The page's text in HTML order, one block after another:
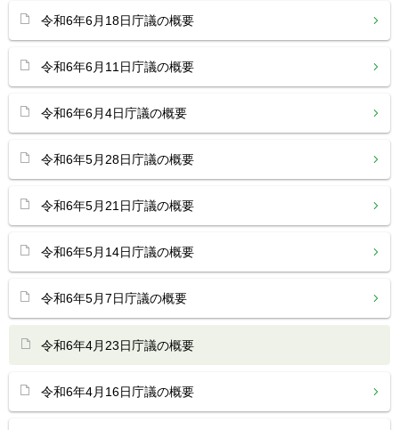
令和6年6月18日庁議の概要
令和6年6月11日庁議の概要
令和6年6月4日庁議の概要
令和6年5月28日庁議の概要
令和6年5月21日庁議の概要
令和6年5月14日庁議の概要
令和6年5月7日庁議の概要
令和6年4月23日庁議の概要
令和6年4月16日庁議の概要